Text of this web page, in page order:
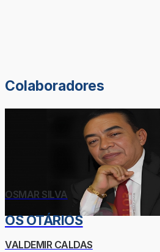
Colaboradores
OSMAR SILVA
OS OTÁRIOS
VALDEMIR CALDAS